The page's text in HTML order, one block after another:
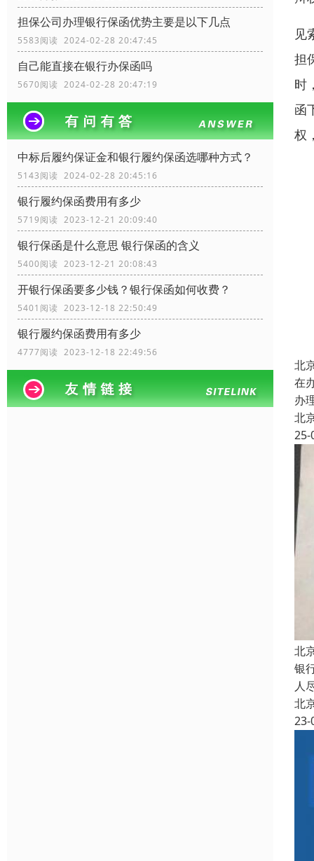
担保公司办理银行保函优势主要是以下几点
5583阅读 2024-02-28 20:47:45
自己能直接在银行办保函吗
5670阅读 2024-02-28 20:47:19
中标后履约保证金和银行履约保函选哪种方式？
5143阅读 2024-02-28 20:45:16
银行履约保函费用有多少
5719阅读 2023-12-21 20:09:40
银行保函是什么意思 银行保函的含义
5400阅读 2023-12-21 20:08:43
开银行保函要多少钱？银行保函如何收费？
5401阅读 2023-12-18 22:50:49
银行履约保函费用有多少
4777阅读 2023-12-18 22:49:56
见
担
时
函
权
北
在
办
北
25-
北
银
人
北
23-